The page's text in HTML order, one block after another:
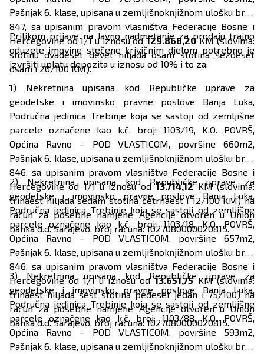
Pašnjak 6. klase, upisana u zemljišnoknjižnom ulošku broj:
847, sa upisanim pravom vlasništva Federacije Bosne i
Hercegovine od 1/1 u iznosu od129.868,20KM (slovima:
stotinu dvadeset devet hiljada osam stotina šezdeset
osam i 20/100 KM).
Prilikom prijave na Javno nadmetanje za prodaju trajno
oduzete imovine stečene krivičnim djelom potrebno je
izvršiti uplatu depozita u iznosu od 10% i to za:
1) Nekretnina upisana kod Republičke uprave za
geodetske i imovinsko pravne poslove Banja Luka,
Područna jedinica Trebinje koja se sastoji od zemljišne
parcele označene kao k.č. broj: 1103/19, K.O. POVRŠ,
Općina Ravno – POD VLASTICOM, površine 660m2,
Pašnjak 6. klase, upisana u zemljišnoknjižnom ulošku broj:
846, sa upisanim pravom vlasništva Federacije Bosne i
Hercegovine od 1/1 u iznosu od13.714,12KM (slovima:
trinaest hiljada sedam stotina četrnaest i 12/100 KM) na
račun za posebne namjene Agencije otvoren u Union
banka d.d. Sarajevo, broj računa: 1027080000020815.
2) Nekretnina upisana kod Republičke uprave za
geodetske i imovinsko pravne poslove Banja Luka,
Područna jedinica Trebinje koja se sastoji od zemljišne
parcele označene kao k.č. broj: 1103/18, K.O. POVRŠ,
Općina Ravno – POD VLASTICOM, površine 657m2,
Pašnjak 6. klase, upisana u zemljišnoknjižnom ulošku broj:
846, sa upisanim pravom vlasništva Federacije Bosne i
Hercegovine od 1/1 u iznosu od13.651,75KM (slovima:
trinaest hiljada šest stotina pedeset jedan i 75/100) na
račun za posebne namjene Agencije otvoren u Union
banka d.d. Sarajevo, broj računa: 1027080000020815.
3) Nekretnina upisana kod Republičke uprave za
geodetske i imovinsko pravne poslove Banja Luka,
Područna jedinica Trebinje koja se sastoji od zemljišne
parcele označene kao k.č. broj: 1103/88, K.O. POVRŠ,
Općina Ravno – POD VLASTICOM, površine 593m2,
Pašnjak 6. klase, upisana u zemljišnoknjižnom ulošku broj: